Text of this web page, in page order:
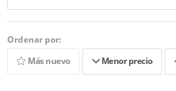
Ordenar por:
Más nuevo
Menor precio